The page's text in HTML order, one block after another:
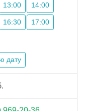
13:00 14:00
16:30 17:00
дату